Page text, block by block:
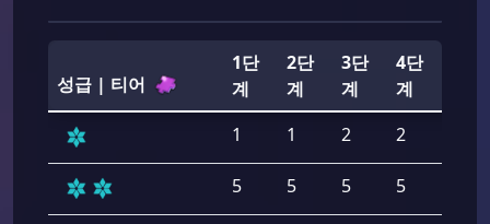
성급 | 티어
1단
계
2단
계
3단
계
4단
계
1
1 2 2
5 5 5 5